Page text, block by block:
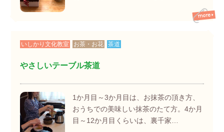
いしかり文化教室 お茶・お花 茶道
やさしいテーブル茶道
1か月目～3か月目は、お抹茶の頂き方、
おうちでの美味しい抹茶のたて方。4か月
目～12か月目くらいは、裏千家…